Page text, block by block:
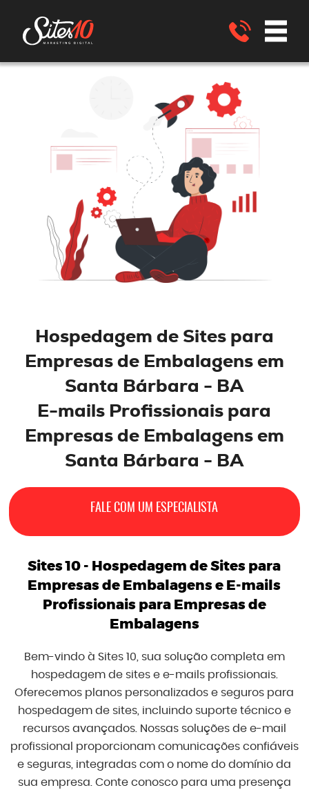
Hospedagem de Sitespara
Empresas de Embalagens em
Santa Bárbara - BA
E-mails Profissionais para
Empresas de Embalagensem
Santa Bárbara - BA
FALE COM UM ESPECIALISTA
Sites 10 - Hospedagem de Sites para
Empresas de Embalagens e E-mails
Profissionais para Empresas de
Embalagens
Bem-vindo à Sites 10, sua solução completa em
hospedagem de sites e e-mails profissionais.
Oferecemos planos personalizados e seguros para
hospedagem de sites, incluindo suporte técnico e
recursos avançados. Nossas soluções de e-mail
profissional proporcionam comunicações confiáveis
e seguras, integradas com o nome do domínio da
sua empresa. Conte conosco para uma presença